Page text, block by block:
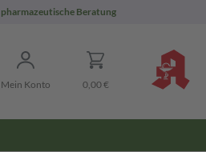
pharmazeutische Beratung
Mein Konto 0,00 €